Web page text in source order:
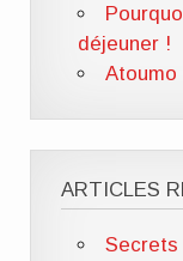
déjeuner !
ARTICLES
Secrets